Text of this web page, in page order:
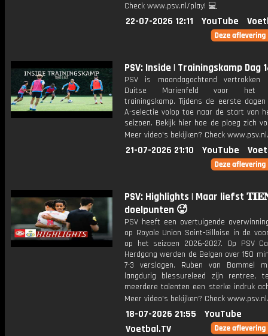
Check www.psv.nl/play! 💻
22-07-2026 12:11 YouTube
PSV: Inside | Trainingskamp Dag
PSV is maandagochtend
Duitse Marienfeld voor het
trainingskamp. Tijdens de eerste
A-selectie volop toe naar de start van
seizoen. Bekijk hier hoe de ploeg zich
Meer video's bekijken? Check
21-07-2026 21:10 YouTube
PSV: Highlights | Maar liefst
doelpunten 🥵
PSV heeft een overtuigende
op Royale Union Saint-Gilloise in de
op het seizoen 2026-2027. Op PSV
Herdgang werden de Belgen over 150
7-3 verslagen. Ruben van Bommel
langdurig blessureleed zijn rentree,
meerdere talenten een sterke indruk
Meer video's bekijken? Check
18-07-2026 21:55
YouTube
Voetbal.TV